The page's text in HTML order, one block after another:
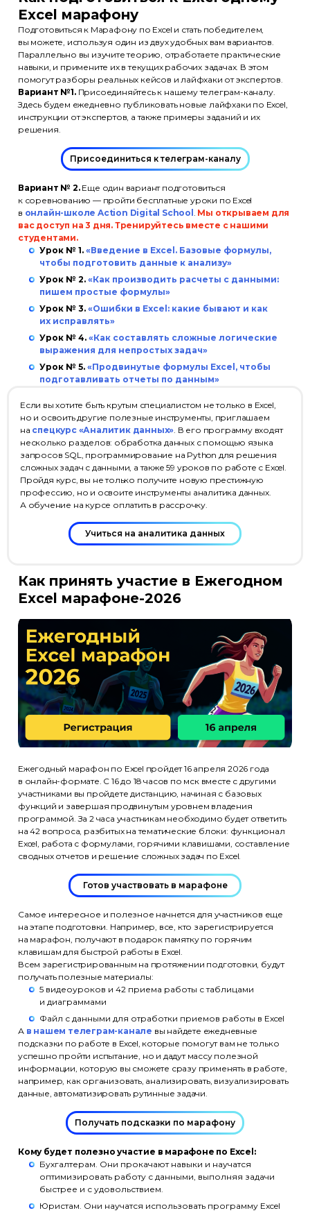
Excel марафону
Подготовиться к Марафону по Excel и стать победителем,
вы можете, используя один из двух удобных вам вариантов.
Параллельно вы изучите теорию, отработаете практические
навыки, и примените их в текущих рабочих задачах. В этом
помогут разборы реальных кейсов и лайфхаки от экспертов.
Вариант №1.Присоединяйтесь к нашему телеграм-каналу.
Здесь будем ежедневно публиковать новые лайфхаки по Excel,
инструкции от экспертов, а также примеры заданий и их
решения.
Присоединиться к телеграм-каналу
Вариант № 2.Еще один вариант подготовиться
к соревнованию — пройти бесплатные уроки по Excel
в онлайн-школе Action Digital School . Мы открываем для
вас доступ на 3 дня. Тренируйтесь вместе с нашими
студентами.
Урок № 1. «Введение в Excel. Базовые формулы,
чтобы подготовить данные к анализу»
Урок № 2. «Как производить расчеты с данными:
пишем простые формулы»
Урок № 3. «Ошибки в Excel: какие бывают и как
их исправлять»
Урок № 4. «Как составлять сложные логические
выражения для непростых задач»
Урок № 5. «Продвинутые формулы Excel, чтобы
подготавливать отчеты по данным»
Если вы хотите быть крутым специалистом не только в Excel,
но и освоить другие полезные инструменты, приглашаем
на спецкурс «Аналитик данных». В его программу входят
несколько разделов: обработка данных с помощью языка
запросов SQL, программирование на Python для решения
сложных задач с данными, а также 59 уроков по работе с Excel.
Пройдя курс, вы не только получите новую престижную
профессию, но и освоите инструменты аналитика данных.
А обучение на курсе оплатить в рассрочку.
Учиться на аналитика данных
Как принять участие в Ежегодном
Excel марафоне-2026
Ежегодный марафон по Excel пройдет 16 апреля 2026 года
в онлайн-формате. С 16 до 18 часов по мск вместе с другими
участниками вы пройдете дистанцию, начиная с базовых
функций и завершая продвинутым уровнем владения
программой. За 2 часа участникам необходимо будет ответить
на 42 вопроса, разбитых на тематические блоки: функционал
Excel, работа с формулами, горячими клавишами, составление
сводных отчетов и решение сложных задач по Excel.
Готов участвовать в марафоне
Самое интересное и полезное начнется для участников еще
на этапе подготовки. Например, все, кто зарегистрируется
на марафон, получают в подарок памятку по горячим
клавишам для быстрой работы в Excel.
Всем зарегистрированным на протяжении подготовки, будут
получать полезные материалы:
5 видеоуроков и 42 приема работы с таблицами
и диаграммами
Файл с данными для отработки приемов работы в Excel
А в нашем телеграм-канале вы найдете ежедневные
подсказки по работе в Excel, которые помогут вам не только
успешно пройти испытание, но и дадут массу полезной
информации, которую вы сможете сразу применять в работе,
например, как организовать, анализировать, визуализировать
данные, автоматизировать рутинные задачи.
Получать подсказки по марафону
Кому будет полезно участие в марафоне по Excel:
Бухгалтерам. Они прокачают навыки и научатся
оптимизировать работу с данными, выполняя задачи
быстрее и с удовольствием.
Юристам. Они научатся использовать программу Excel